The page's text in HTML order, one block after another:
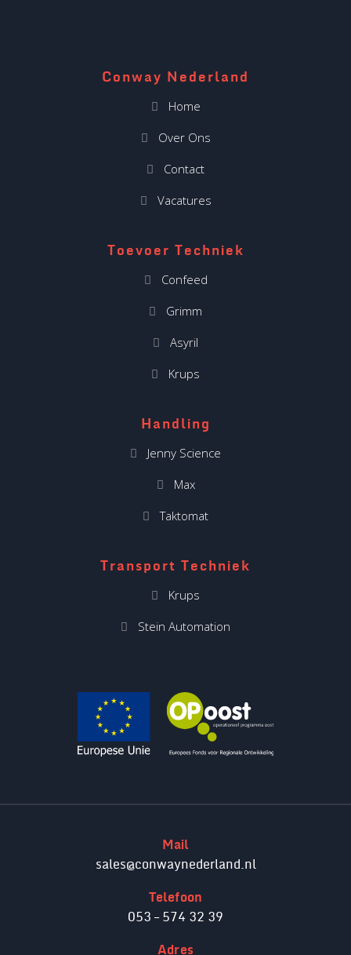
Conway Nederland
Home
Over Ons
Contact
Vacatures
Toevoer Techniek
Confeed
Grimm
Asyril
Krups
Handling
Jenny Science
Max
Taktomat
Transport Techniek
Krups
Stein Automation
Mail
sales@conwaynederland.nl
Telefoon
053 – 574 32 39
Adres